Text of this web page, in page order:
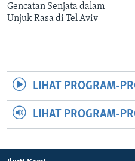
Gencatan Senjata dalam
Unjuk Rasa di Tel Aviv
LIHAT PROGRAM-
LIHAT PROGRAM-